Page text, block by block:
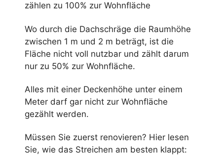
zählen zu 100% zur Wohnfläche
Wo durch die Dachschräge die Raumhöhe
zwischen 1 m und 2 m beträgt, ist die
Fläche nicht voll nutzbar und zählt darum
nur zu 50% zur Wohnfläche.
Alles mit einer Deckenhöhe unter einem
Meter darf gar nicht zur Wohnfläche
gezählt werden.
Müssen Sie zuerst renovieren? Hier lesen
Sie, wie das Streichen am besten klappt: